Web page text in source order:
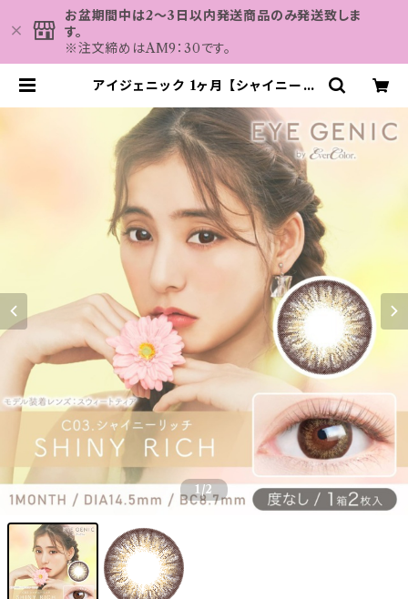
お盆期間中は2～3日以内発送商品のみ発送致しま
す。
※注文締めはAM9：30です。
アイジェニック 1ヶ月 【シャイニーリ
EYE GENIC 1month カラコンヶ
月ヶ月 | カラコン MAHALO
1 /2